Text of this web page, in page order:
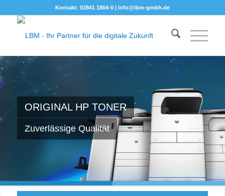
Kontakt: 02841 1804-0 | info@lbm-gmbh.de
ORIGINAL HP TONER
Zuverlässige Qualität